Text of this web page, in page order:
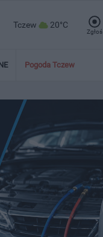
Tczew 20°C
Zgłoś
Pogoda Tczew